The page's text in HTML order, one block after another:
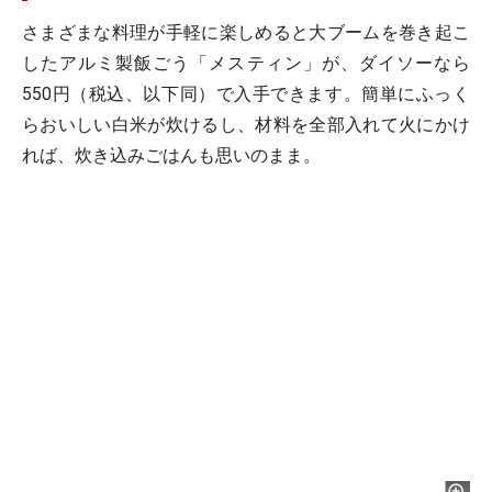
さまざまな料理が手軽に楽しめると大ブームを巻き起こ
したアルミ製飯ごう「メスティン」が、ダイソーなら
550円（税込、以下同）で入手できます。簡単にふっく
らおいしい白米が炊けるし、材料を全部入れて火にかけ
れば、炊き込みごはんも思いのまま。